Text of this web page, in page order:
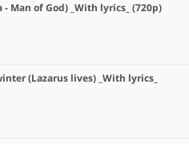
Man of God) _With lyrics_ (720p)
(Lazarus lives) _With lyrics_